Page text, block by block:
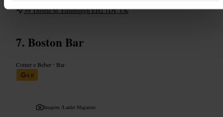
39 Thistle St, Edinburgh EH2 1DY, UK
Boston Bar
Comer e Beber • Bar
4,6
Imagem /Larder Magazine